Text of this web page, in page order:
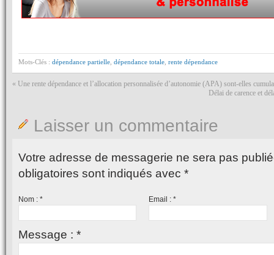
Mots-Clés : dépendance partielle dépendance totale rente dépendance
« Une rente dépendance et l’allocation personnalisée d’autonomie (APA) sont-elles
Délai de carence et
Laisser un commentaire
Votre adresse de messagerie ne sera pas
obligatoires sont indiqués avec *
Nom : * Email :*
Message : *